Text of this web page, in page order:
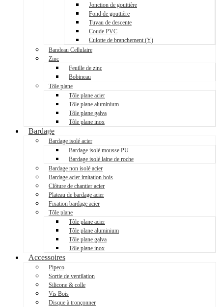
Jonction de gouttière
Fond de gouttière
Tuyau de descente
Coude PVC
Culotte de branchement (Y)
Bandeau Cellulaire
Zinc
Feuille de zinc
Bobineau
Tôle plane
Tôle plane acier
Tôle plane aluminium
Tôle plane galva
Tôle plane inox
Bardage
Bardage isolé acier
Bardage isolé mousse PU
Bardage isolé laine de roche
Bardage non isolé acier
Bardage acier imitation bois
Clôture de chantier acier
Plateau de bardage acier
Fixation bardage acier
Tôle plane
Tôle plane acier
Tôle plane aluminium
Tôle plane galva
Tôle plane inox
Accessoires
Pipeco
Sortie de ventilation
Silicone & colle
Vis Bois
Disque à tronçonner